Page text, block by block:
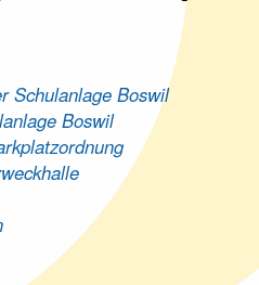
Schulanlage Boswil
Boswil